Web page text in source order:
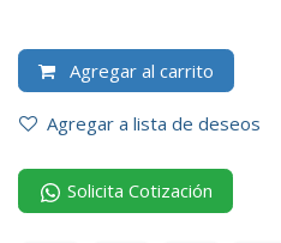
Agregar al carrito
Agregar a lista de deseos
Solicita Cotización